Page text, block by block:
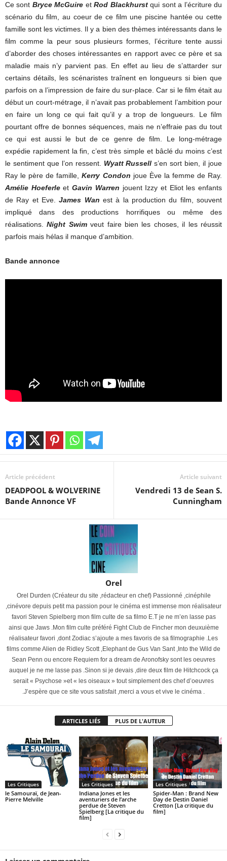
Ce sont Bryce McGuire etRod Blackhurstqui sont a l’écriture du
scénario du film, au coeur de ce film une piscine hantée ou cette
famille sont les victimes. Il y a bien des thèmes intéressants dans le
film comme la peur sous plusieurs formes, l’écriture tente aussi
d’aborder des choses intéressantes en rapport avec ce père et sa
maladie mais n’y parvient pas. En effet au lieu de s’attarder sur
certains détails, les scénaristes traînent en longueurs si bien que
parfois on a l’impression de faire du sur-place. Car si le film était au
début un court-métrage, il n’avait pas probablement l’ambition pour
en faire un long ce qui fait qu’il y a trop de longueurs. Le film
pourtant offre de bonnes séquences, mais ne n’effraie pas du tout
ce qui est aussi le but de ce genre de film. Le long-métrage
expédie rapidement la fin, c’est très simple et bâclé du moins c’est
le sentiment que l’on ressent. Wyatt Russell s’en sort bien, il joue
Ray le père de famille,Kerry Condon joue Ève la femme de Ray.
Amélie Hoeferleet Gavin Warren jouent Izzy et Eliot les enfants
de Ray et Eve.James Wan est à la production du film, souvent
impliqué dans des productions horrifiques ou même des
réalisations.Night Swimveut faire bien les choses, il les réussit
parfois mais hélas il manque d’ambition.
Bande annonce
Article précédent
DEADPOOL & WOLVERINE
Bande Annonce VF
Article suivant
Vendredi 13 de Sean S.
Cunningham
Orel
Orel Durden (Créateur du site ,rédacteur en chef) Passionné ,cinéphile
,cinévore depuis petit ma passion pour le cinéma est immense mon réalisateur
favori Steven Spielberg mon film culte de sa filmo E.T je ne m’en lasse pas
ainsi que Jaws .Mon film culte préféré Fight Club de Fincher mon deuxuième
réalisateur favori ,dont Zodiac s’ajoute a mes favoris de sa filmographie .Les
films comme Alien de Ridley Scott ,Elephant de Gus Van Sant ,Into the Wild de
Sean Penn ou encore Requiem for a dream de Aronofsky sont les oeuvres
auquel je ne me lasse pas .Sinon si je devais ,dire deux film de Hitchcock ça
serait « Psychose »et « les oiseaux » tout simplement des chef d’oeuvres
.J’espère que ce site vous satisfait ,merci a vous et vive le cinéma .
ARTICLES LIÉS PLUS DE L'AUTEUR
Les Critiques
le Samouraï, de Jean-
Pierre Melville
Les Critiques
Indiana Jones et les
aventuriers de l’arche
perdue de Steven
Spielberg [La critique du
film]
Les Critiques
Spider-Man : Brand New
Day de Destin Daniel
Cretton [La critique du
film]